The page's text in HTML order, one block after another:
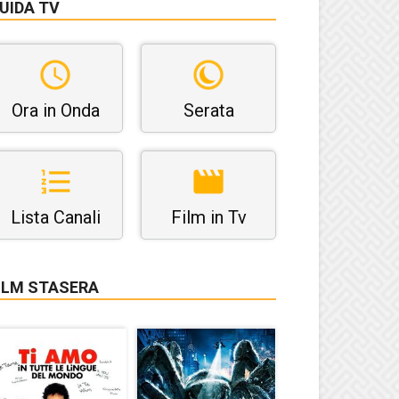
TV
Ora in Onda Serata
Lista Canali Film in Tv
STASERA